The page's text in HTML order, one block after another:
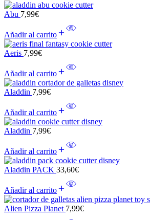
Abu 7,99€
Añadir al carrito
Aeris 7,99€
Añadir al carrito
Aladdin 7,99€
Añadir al carrito
Aladdin 7,99€
Añadir al carrito
Aladdin PACK 33,60€
Añadir al carrito
Alien Pizza Planet 7,99€